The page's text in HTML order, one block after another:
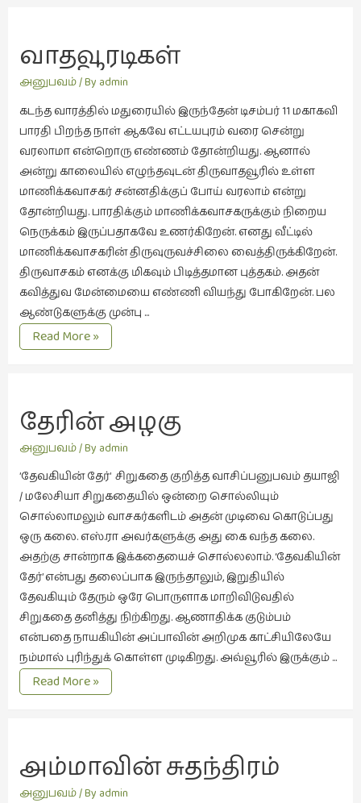
ஓவியங்கள்
(53)
கட்டுரைகள்
கதைகள்
செல்லும்
பாதை
(10)
கல்வி
கல்வி
(16)
கவிதை
காந்தியின்
நிழலில்
காமிக்ஸ்
காலைக்
குறிப்புகள்
(31)
குறுங்கதை
(149)
குற்றமுகங்கள்
(25)
வாதவூரடிகள்
அனுபவம்/ By admin
கடந்த வாரத்தில் மதுரையில் இருந்தேன் டிசம்பர் 11 மகாகவி
பாரதி பிறந்த நாள் ஆகவே எட்டயபுரம் வரை சென்று
வரலாமா என்றொரு எண்ணம் தோன்றியது. ஆனால்
அன்று காலையில் எழுந்தவுடன் திருவாதவூரில் உள்ள
மாணிக்கவாசகர் சன்னதிக்குப் போய் வரலாம் என்று
தோன்றியது. பாரதிக்கும் மாணிக்கவாசகருக்கும் நிறைய
நெருக்கம் இருப்பதாகவே உணர்கிறேன். எனது வீட்டில்
மாணிக்கவாசகரின் திருவுருவச்சிலை வைத்திருக்கிறேன்.
திருவாசகம் எனக்கு மிகவும் பிடித்தமான புத்தகம். அதன்
கவித்துவ மேன்மையை எண்ணி வியந்து போகிறேன். பல
ஆண்டுகளுக்கு முன்பு …
வாதவூரடிகள்
Read More »
தேரின் அழகு
அனுபவம்/ By admin
’தேவகியின் தேர்’ சிறுகதை குறித்த வாசிப்பனுபவம் தயாஜி
/ மலேசியா சிறுகதையில் ஒன்றை சொல்லியும்
சொல்லாமலும் வாசகர்களிடம் அதன் முடிவை கொடுப்பது
ஒரு கலை. எஸ்.ரா அவர்களுக்கு அது கை வந்த கலை.
அதற்கு சான்றாக இக்கதையைச் சொல்லலாம். ‘தேவகியின்
தேர்’ என்பது தலைப்பாக இருந்தாலும், இறுதியில்
தேவகியும் தேரும் ஒரே பொருளாக மாறிவிடுவதில்
சிறுகதை தனித்து நிற்கிறது. ஆணாதிக்க குடும்பம்
என்பதை நாயகியின் அப்பாவின் அறிமுக காட்சியிலேயே
நம்மால் புரிந்துக் கொள்ள முடிகிறது. அவ்வூரில் இருக்கும் …
தேரின்
அழகு
Read More »
அம்மாவின் சுதந்திரம்
அனுபவம்/ By admin